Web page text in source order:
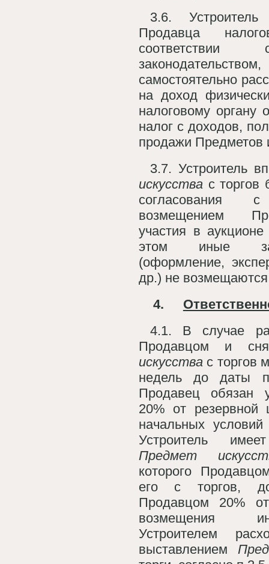
3.6.
Продавца
самостоятельно
на доход
налоговому органу
налог с доходов,
продажи Предметов
3.7. Устроитель
искусствас торгов
возмещением
участия в
этом иные
(оформление,
др.) не
4.
4.1. В случае
Продавцом и
искусствас торгов
недель до даты
Продавец обязан
20% от резервной
начальных
Устроитель
Предмет
которого
его с торгов,
Продавцом 20%
возмещения
Устроителем
выставлением